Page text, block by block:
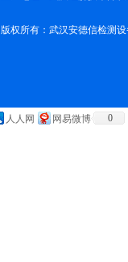
版权所有：武汉安德信检测
人人网 网易微博 0